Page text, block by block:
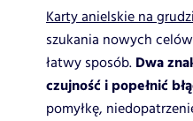
Karty anielskie na
szukania nowych
łatwy sposób. Dwa
czujność i popełnić
pomyłkę,